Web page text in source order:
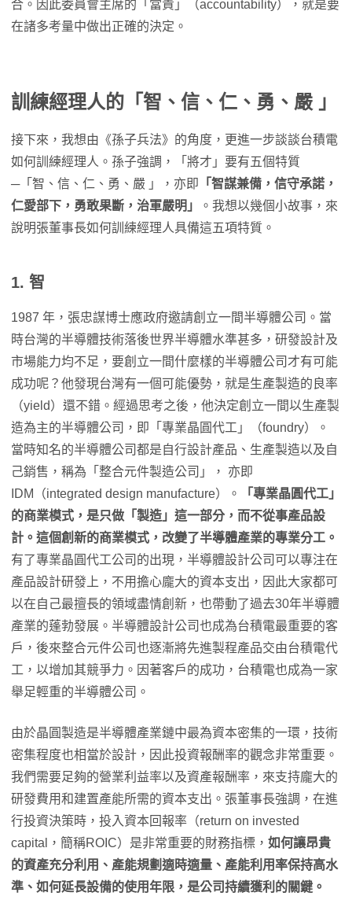
合。因此委員會主席的「當責」（accountability），就是要
在諸多考量中做出正確的決定。
訓練經理人的「智、信、仁、勇、嚴 」
接下來，我想由《孫子兵法》的角度，更進一步談談台積電
如何訓練經理人。孫子強調，「將才」要有五個特質
─「智、信、仁、勇、嚴 」，亦即 「智謀兼備，信守承諾，
仁愛部下，勇敢果斷，治軍嚴明」
。我想以幾個小故事，來
說明張董事長如何訓練經理人具備這五項特質。
1. 智
1987 年，張忠謀博士應政府邀請創立一間半導體公司。當
時台灣的半導體技術落後世界半導體水準甚多，研發設計及
市場能力均不足，要創立一間什麼樣的半導體公司才有可能
成功呢？他發現台灣有一個可能優勢，就是生產製造的良率
（yield）還不錯。經過思考之後，他決定創立一間以生產製
造為主的半導體公司，即「專業晶圓代工」（foundry）。
當時知名的半導體公司都是自行設計產品、生產製造以及自
己銷售，稱為「整合元件製造公司」， 亦即
IDM（integrated design manufacture）。
「專業晶圓代工」
的商業模式，是只做「製造」這一部分，而不從事產品設
計。這個創新的商業模式，改變了半導體產業的專業分工。
有了專業晶圓代工公司的出現，半導體設計公司可以專注在
產品設計研發上，不用擔心龐大的資本支出，因此大家都可
以在自己最擅長的領域盡情創新，也帶動了過去30年半導體
產業的蓬勃發展。半導體設計公司也成為台積電最重要的客
戶，後來整合元件公司也逐漸將先進製程產品交由台積電代
工，以增加其競爭力。因著客戶的成功，台積電也成為一家
舉足輕重的半導體公司。
由於晶圓製造是半導體產業鏈中最為資本密集的一環，技術
密集程度也相當於設計，因此投資報酬率的觀念非常重要。
我們需要足夠的營業利益率以及資產報酬率，來支持龐大的
研發費用和建置產能所需的資本支出。張董事長強調，在進
行投資決策時，投入資本回報率（return on invested
capital，簡稱ROIC）是非常重要的財務指標， 如何讓昂貴
的資產充分利用、產能規劃適時適量、產能利用率保持高水
準、如何延長設備的使用年限，是公司持續獲利的關鍵。